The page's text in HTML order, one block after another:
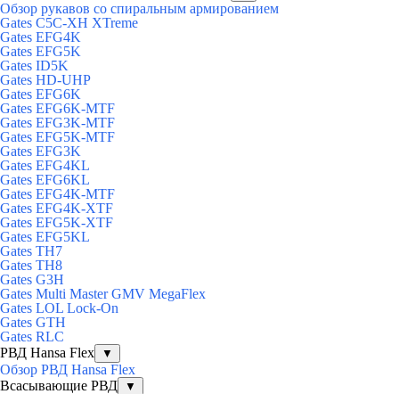
Обзор рукавов со спиральным армированием
Gates C5C-XH XTreme
Gates EFG4K
Gates EFG5K
Gates ID5K
Gates HD-UHP
Gates EFG6K
Gates EFG6K-MTF
Gates EFG3K-MTF
Gates EFG5K-MTF
Gates EFG3K
Gates EFG4KL
Gates EFG6KL
Gates EFG4K-MTF
Gates EFG4K-XTF
Gates EFG5K-XTF
Gates EFG5KL
Gates TH7
Gates TH8
Gates G3H
Gates Multi Master GMV MegaFlex
Gates LOL Lock-On
Gates GTH
Gates RLC
РВД Hansa Flex
▼
Обзор РВД Hansa Flex
Всасывающие РВД
▼